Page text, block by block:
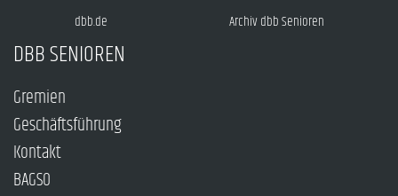
dbb.de Archiv dbb Senioren
DBB SENIOREN
Gremien
Geschäftsführung
Kontakt
BAGSO